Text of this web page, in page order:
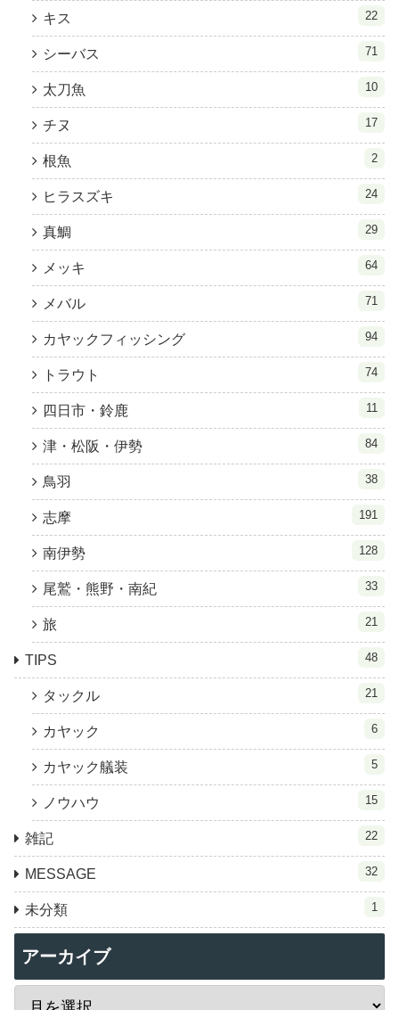
キス 22
シーバス 71
太刀魚 10
チヌ 17
根魚 2
ヒラスズキ 24
真鯛 29
メッキ 64
メバル 71
カヤックフィッシング 94
トラウト 74
四日市・鈴鹿 11
津・松阪・伊勢 84
鳥羽 38
志摩 191
南伊勢 128
尾鷲・熊野・南紀 33
旅 21
TIPS 48
タックル 21
カヤック 6
カヤック艤装 5
ノウハウ 15
雑記 22
MESSAGE 32
未分類 1
アーカイブ